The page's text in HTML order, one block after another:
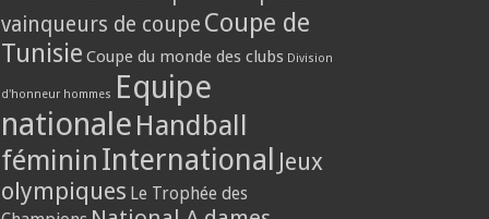
vainqueurs de coupe Coupe de
Tunisie Coupe du monde des clubs Division
d'honneur hommes Equipe
nationale Handball
féminin International Jeux
olympiques Le Trophée des